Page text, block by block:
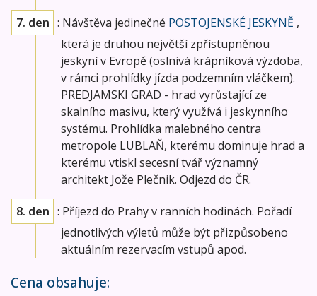
7. den : Návštěva jedinečné POSTOJENSKÉ JESKYNĚ ,
která je druhou největší zpřístupněnou
jeskyní v Evropě (oslnivá krápníková výzdoba,
v rámci prohlídky jízda podzemním vláčkem).
PREDJAMSKI GRAD - hrad vyrůstající ze
skalního masivu, který využívá i jeskynního
systému. Prohlídka malebného centra
metropole LUBLAŇ, kterému dominuje hrad a
kterému vtiskl secesní tvář významný
architekt Jože Plečnik. Odjezd do ČR.
8. den : Příjezd do Prahy v ranních hodinách. Pořadí
jednotlivých výletů může být přizpůsobeno
aktuálním rezervacím vstupů apod.
Cena obsahuje: